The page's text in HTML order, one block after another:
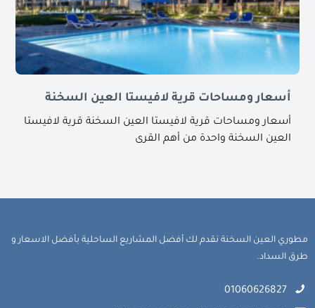
أسعار ومساحات قرية لافيستا العين السخنة
أسعار ومساحات قرية لافيستا العين السخنة قرية لافيستا
العين السخنة واحدة من أهم القرى
مطوري العين السخنة نقدم لك أفضل المشاريع الساحلية بأفضل الاسعار و
طرق السداد.
01060626827